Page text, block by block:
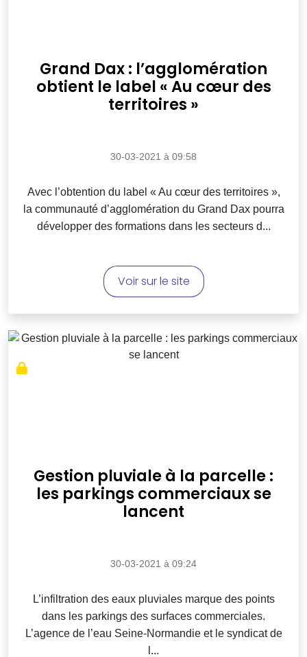
Grand Dax : l’agglomération
obtient le label « Au cœur des
territoires »
30-03-2021 à 09:58
Avec l’obtention du label « Au cœur des territoires »,
la communauté d’agglomération du Grand Dax pourra
développer des formations dans les secteurs d...
Voir sur le site
Gestion pluviale à la parcelle :
les parkings commerciaux se
lancent
30-03-2021 à 09:24
L’infiltration des eaux pluviales marque des points
dans les parkings des surfaces commerciales.
L’agence de l’eau Seine-Normandie et le syndicat de
l...